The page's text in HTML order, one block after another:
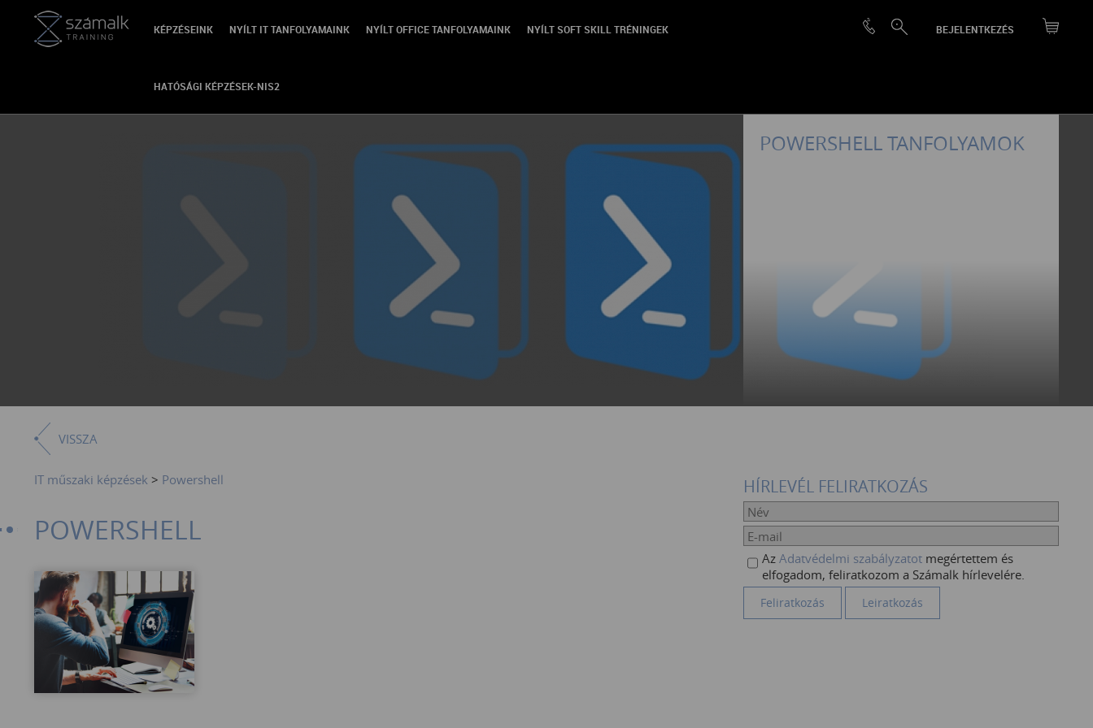
BEJELENTKEZÉS
KÉPZÉSEINK NYÍLT IT TANFOLYAMAINK NYÍLT OFFICE TANFOLYAMAINK NYÍLT SOFT SKILL TRÉNINGEK
HATÓSÁGI KÉPZÉSEK-NIS2
POWERSHELL TANFOLYAMOK
VISSZA
IT műszaki képzések > Powershell
POWERSHELL
HÍRLEVÉL FELIRATKOZÁS
Az Adatvédelmi szabályzatot megértettem és
elfogadom, feliratkozom a Számalk hírlevelére.